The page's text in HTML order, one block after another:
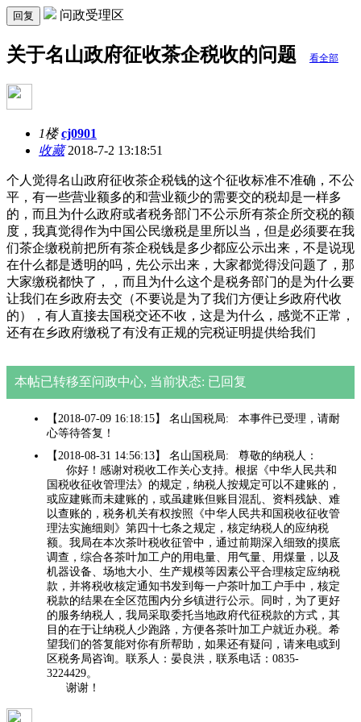
回复 问政受理区
关于名山政府征收茶企税收的问题 看全部
1楼 cj0901
收藏2018-7-2 13:18:51
个人觉得名山政府征收茶企税钱的这个征收标准不准确，不公
平，有一些营业额多的和营业额少的需要交的税却是一样多
的，而且为什么政府或者税务部门不公示所有茶企所交税的额
度，我真觉得作为中国公民缴税是里所以当，但是必须要在我
们茶企缴税前把所有茶企税钱是多少都应公示出来，不是说现
在什么都是透明的吗，先公示出来，大家都觉得没问题了，那
大家缴税都快了，，而且为什么这个是税务部门的是为什么要
让我们在乡政府去交（不要说是为了我们方便让乡政府代收
的），有人直接去国税交还不收，这是为什么，感觉不正常，
还有在乡政府缴税了有没有正规的完税证明提供给我们
本帖已转移至问政中心, 当前状态: 已回复
【2018-07-09 16:18:15】 名山国税局: 本事件已受理，请耐
心等待答复！
【2018-08-31 14:56:13】 名山国税局: 尊敬的纳税人：
你好！感谢对税收工作关心支持。根据《中华人民共和
国税收征收管理法》的规定，纳税人按规定可以不建账的，
或应建账而未建账的，或虽建账但账目混乱、资料残缺、难
以查账的，税务机关有权按照《中华人民共和国税收征收管
理法实施细则》第四十七条之规定，核定纳税人的应纳税
额。我局在本次茶叶税收征管中，通过前期深入细致的摸底
调查，综合各茶叶加工户的用电量、用气量、用煤量，以及
机器设备、场地大小、生产规模等因素公平合理核定应纳税
款，并将税收核定通知书发到每一户茶叶加工户手中，核定
税款的结果在全区范围内分乡镇进行公示。同时，为了更好
的服务纳税人，我局采取委托当地政府代征税款的方式，其
目的在于让纳税人少跑路，方便各茶叶加工户就近办税。希
望我们的答复能对你有所帮助，如果还有疑问，请来电或到
区税务局咨询。联系人：晏良洪，联系电话：0835-
3224429。
谢谢！